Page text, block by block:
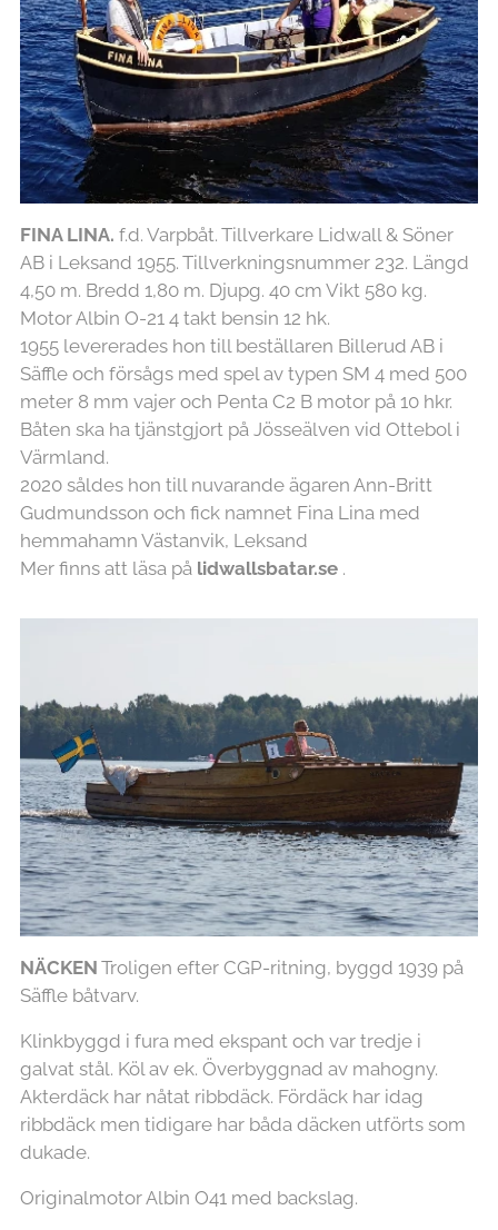
FINA LINA. f.d. Varpbåt. Tillverkare Lidwall & Söner
AB i Leksand 1955. Tillverkningsnummer 232. Längd
4,50 m. Bredd 1,80 m. Djupg. 40 cm Vikt 580 kg.
Motor Albin O-21 4 takt bensin 12 hk.
1955 levererades hon till beställaren Billerud AB i
Säffle och försågs med spel av typen SM 4 med 500
meter 8 mm vajer och Penta C2 B motor på 10 hkr.
Båten ska ha tjänstgjort på Jösseälven vid Ottebol i
Värmland.
2020 såldes hon till nuvarande ägaren Ann-Britt
Gudmundsson och fick namnet Fina Lina med
hemmahamn Västanvik, Leksand
Mer finns att läsa på lidwallsbatar.se .
NÄCKEN Troligen efter CGP-ritning, byggd 1939 på
Säffle båtvarv.
Klinkbyggd i fura med ekspant och var tredje i
galvat stål. Köl av ek. Överbyggnad av mahogny.
Akterdäck har nåtat ribbdäck. Fördäck har idag
ribbdäck men tidigare har båda däcken utförts som
dukade.
Originalmotor Albin O41 med backslag.